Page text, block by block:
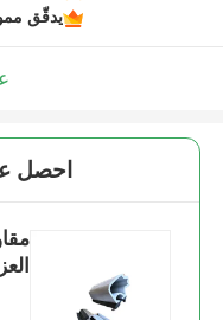
يدقّق
احصل